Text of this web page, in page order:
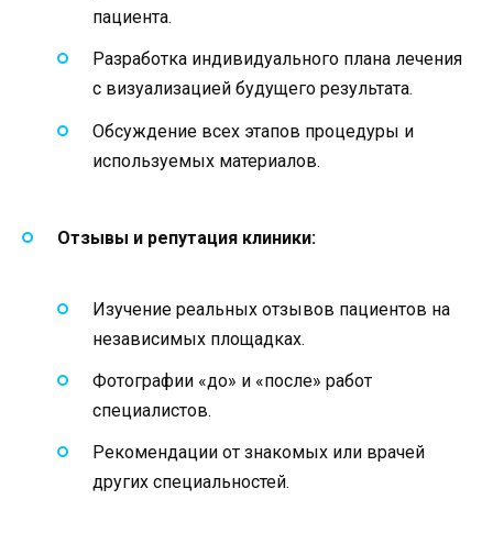
пациента.
Разработка индивидуального плана лечения
с визуализацией будущего результата.
Обсуждение всех этапов процедуры и
используемых материалов.
Отзывы и репутация клиники:
Изучение реальных отзывов пациентов на
независимых площадках.
Фотографии «до» и «после» работ
специалистов.
Рекомендации от знакомых или врачей
других специальностей.